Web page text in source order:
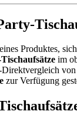
Produktes,
im
Direktvergleich von
zur Verfügung